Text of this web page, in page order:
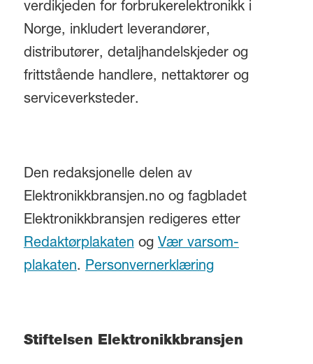
verdikjeden for forbrukerelektronikk i
Norge, inkludert leverandører,
distributører, detaljhandelskjeder og
frittstående handlere, nettaktører og
serviceverksteder.
Den redaksjonelle delen av
Elektronikkbransjen.no og fagbladet
Elektronikkbransjen redigeres etter
Redaktørplakatenog Vær varsom-
plakaten. Personvernerklæring
Stiftelsen Elektronikkbransjen